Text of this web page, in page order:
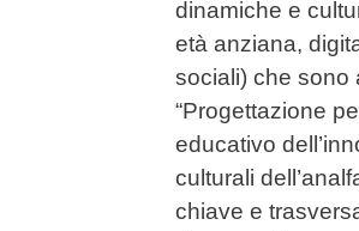
dinamiche e
età anziana,
sociali) che sono
“Progettazione
educativo
culturali
chiave e